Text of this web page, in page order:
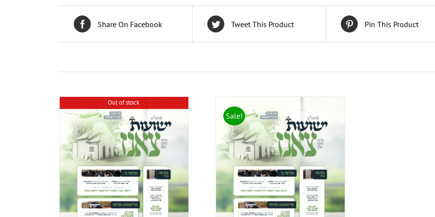
Share On Facebook Tweet This Product Pin This Product
Out of stock
Sale!